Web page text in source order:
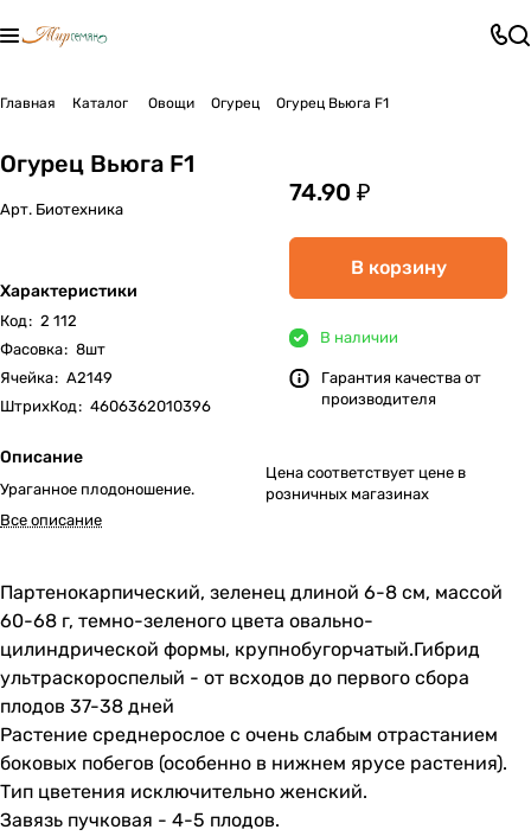
Главная Каталог Овощи Огурец Огурец Вьюга F1
Огурец Вьюга F1
Арт. Биотехника
Характеристики
Код: 2 112
Фасовка: 8шт
Ячейка: А2149
ШтрихКод: 4606362010396
Описание
Ураганное плодоношение.
Все описание
74.90 ₽
В корзину
В наличии
Гарантия качества от
производителя
Цена соответствует цене в
розничных магазинах
Партенокарпический, зеленец длиной 6-8 см, массой
60-68 г, темно-зеленого цвета овально-
цилиндрической формы, крупнобугорчатый.Гибрид
ультраскороспелый - от всходов до первого сбора
плодов 37-38 дней
Растение среднерослое с очень слабым отрастанием
боковых побегов (особенно в нижнем ярусе растения).
Тип цветения исключительно женский.
Завязь пучковая - 4-5 плодов.